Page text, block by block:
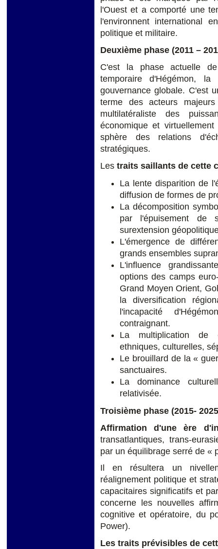
l'Ouest et a comporté une
l'environnent international
politique et militaire.
Deuxième phase (2011 –
C'est la phase actuelle
temporaire d'Hégémon,
gouvernance globale. C'est
terme des acteurs
multilatéraliste des
économique et
sphère des relations
stratégiques.
Les traits saillants de cette
La lente disparition de
diffusion de formes de
La décomposition
par l'épuisement
surextension
L'émergence de
grands ensembles
L'influence
options des camps
Grand Moyen Orient,
la diversification
l'incapacité
contraignant.
La multiplication de
ethniques, culturelles,
Le brouillard de la «
sanctuaires.
La dominance
relativisée.
Troisième phase (2015-
Affirmation d'une ère
transatlantiques, trans-
par un équilibrage serré de «
Il en résultera un
réalignement politique et
capacitaires significatifs et
concerne les nouvelles
cognitive et opératoire, du
Power).
Les traits prévisibles de